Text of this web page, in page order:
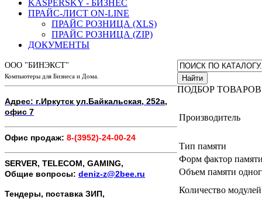
KASPERSKY - БИЗНЕС
ПРАЙС-ЛИСТ ON-LINE
ПРАЙС РОЗНИЦА (XLS)
ПРАЙС РОЗНИЦА (ZIP)
ДОКУМЕНТЫ
ООО "БИНЭКСТ"
Компьютеры для Бизнеса и Дома.
Адрес: г.Иркутск ул.Байкальская, 252а,
офис 7
Офис продаж: 8-(3952)-24-00-24
SERVER, TELECOM, GAMING,
Общие вопросы: deniz-z@2bee.ru
Тендеры, поставка ЗИП,
Найти
ПОДБОР
Производитель
Тип памяти
Форм фактор
Объем памяти
Количество